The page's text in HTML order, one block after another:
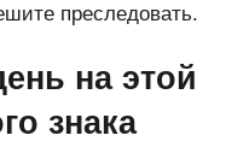
преследовать.
на этой
знака